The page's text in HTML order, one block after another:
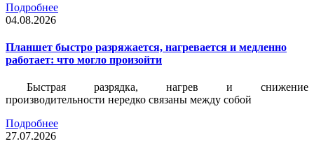
Подробнее
04.08.2026
Планшет быстро разряжается, нагревается и медленно
работает: что могло произойти
Быстрая разрядка, нагрев и снижение
производительности нередко связаны между собой
Подробнее
27.07.2026